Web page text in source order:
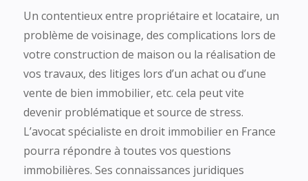
Un contentieux entre propriétaire et locataire, un
problème de voisinage, des complications lors de
votre construction de maison ou la réalisation de
vos travaux, des litiges lors d’un achat ou d’une
vente de bien immobilier, etc. cela peut vite
devenir problématique et source de stress.
L’avocat spécialiste en droit immobilier en France
pourra répondre à toutes vos questions
immobilières. Ses connaissances juridiques